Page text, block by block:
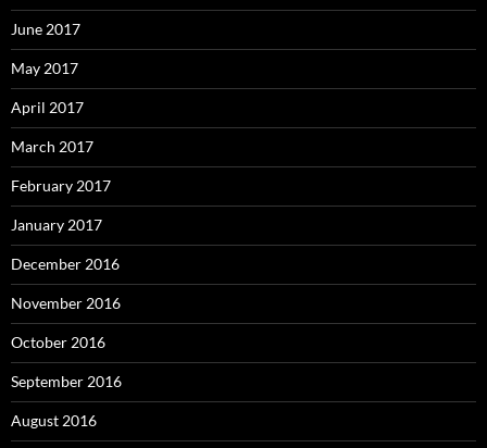
June 2017
May 2017
April 2017
March 2017
February 2017
January 2017
December 2016
November 2016
October 2016
September 2016
August 2016